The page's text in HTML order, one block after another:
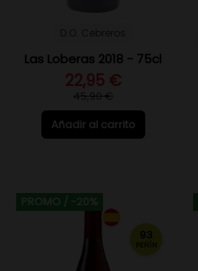
Las Loberas 2018 - 75cl
22,95 €
45,90 €
Añadir al carrito
PROMO / -20%
93